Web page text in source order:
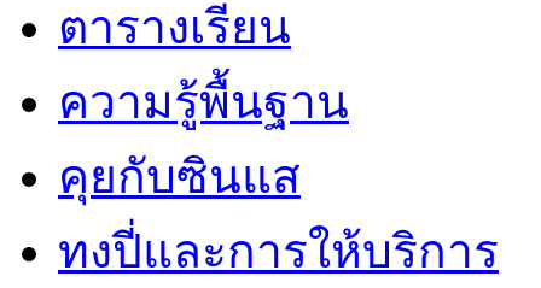
ตารางเรียน
ความรู้พื้นฐาน
คุยกับซินแส
ทงปี่และการให้บริการ